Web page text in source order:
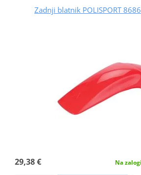
Zadnji blatnik POLISPORT
29,38 € Na